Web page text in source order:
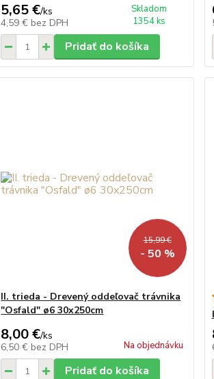
5,65 €/ks
4,59 € bez DPH
Skladom
1354 ks
Pridať do košíka
15,99 €
- 50 %
II. trieda - Drevený oddeľovač trávnika
"Osfald" ø6 30x250cm
8,00 €/ks
6,50 € bez DPH Na objednávku
Pridať do košíka